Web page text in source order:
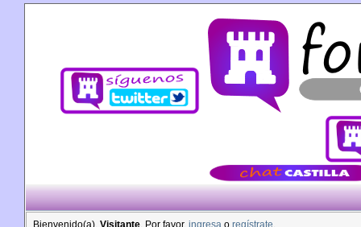
Bienvenido(a), Visitante . Por favor, ingresa o regístrate